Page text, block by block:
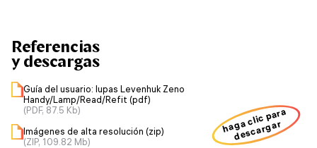
Referencias
y descargas
Guía del usuario: lupas Levenhuk Zeno
Handy/Lamp/Read/Refit (pdf)
(PDF, 87.5 Kb)
Imágenes de alta resolución (zip)
(ZIP, 109.82 Mb)
haga clic para
descargar